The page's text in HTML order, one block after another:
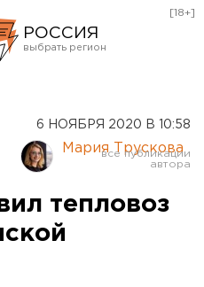
РОССИЯ
Курган
Оренбург
[18+]
6 НОЯБРЯ 2020 В 10:58
Мария Трускова
тепловоз